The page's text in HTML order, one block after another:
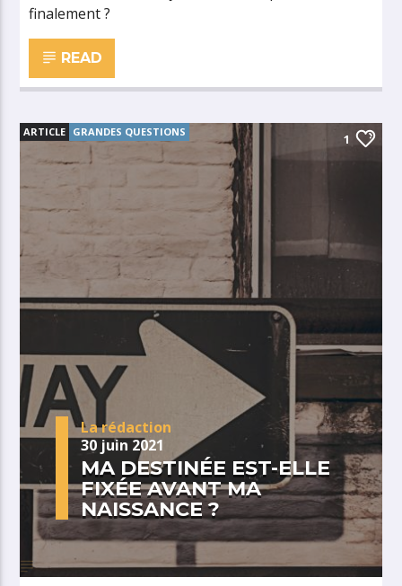
finalement ?
READ
ARTICLE GRANDES QUESTIONS 1
La rédaction
30 juin 2021
MA DESTINÉE EST-ELLE
FIXÉE AVANT MA
NAISSANCE ?